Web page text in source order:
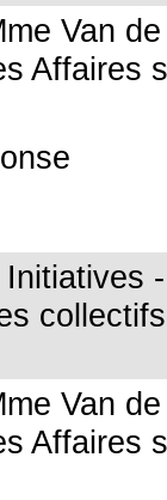
Van
Affaires
Van
Affaires